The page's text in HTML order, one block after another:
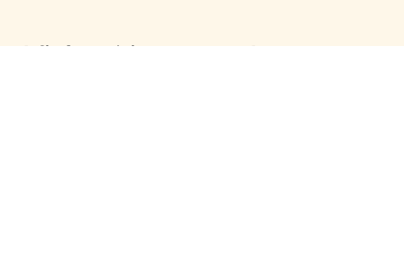
Kledingkast Máxima Juwelen